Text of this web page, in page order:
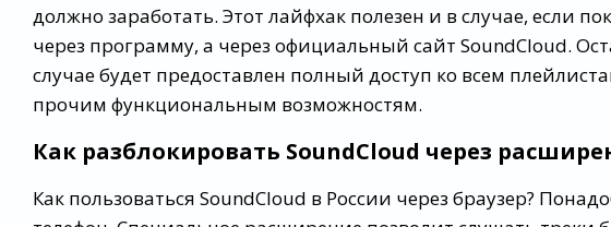
должно заработать. Этот лайфхак полезен и в случае, если
через программу, а через официальный сайт SoundCloud.
случае будет предоставлен полный доступ ко всем
прочим функциональным возможностям.
Как разблокировать SoundCloud через
Как пользоваться SoundCloud в России через браузер?